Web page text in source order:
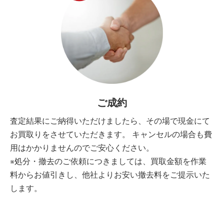
ご成約
査定結果にご納得いただけましたら、その場で現金にて
お買取りをさせていただきます。 キャンセルの場合も費
用はかかりませんのでご安心ください。
※処分・撤去のご依頼につきましては、買取金額を作業
料からお値引きし、他社よりお安い撤去料をご提示いた
します。